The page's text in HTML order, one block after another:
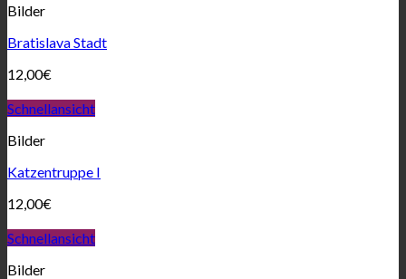
Bilder
Bratislava Stadt
12,00€
Schnellansicht
Bilder
Katzentruppe I
12,00€
Schnellansicht
Bilder